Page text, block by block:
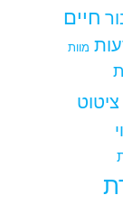
חיים
מוות
ציטוט